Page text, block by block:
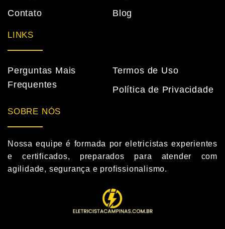
Contato
Blog
LINKS
Perguntas Mais
Frequentes
Termos de Uso
Política de Privacidade
SOBRE NÓS
Nossa equipe é formada por eletricistas experientes
e certificados, preparados para atender com
agilidade, segurança e profissionalismo.